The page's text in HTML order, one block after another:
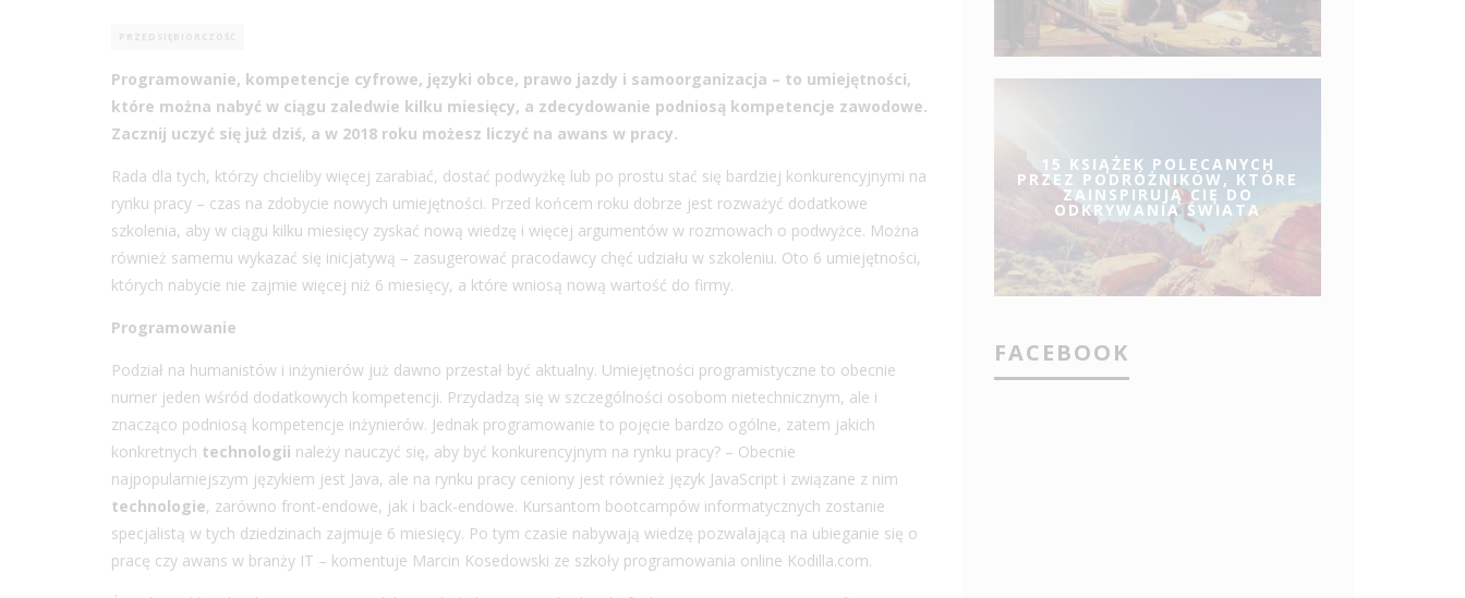
PRZEDSIĘBIORCZOŚĆ
Programowanie, kompetencje cyfrowe, języki obce, prawo jazdy i samoorganizacja – to umiejętności,
które można nabyć w ciągu zaledwie kilku miesięcy, a zdecydowanie podniosą kompetencje zawodowe.
Zacznij uczyć się już dziś, a w 2018 roku możesz liczyć na awans w pracy.
Rada dla tych, którzy chcieliby więcej zarabiać, dostać podwyżkę lub po prostu stać się bardziej konkurencyjnymi na
rynku pracy – czas na zdobycie nowych umiejętności. Przed końcem roku dobrze jest rozważyć dodatkowe
szkolenia, aby w ciągu kilku miesięcy zyskać nową wiedzę i więcej argumentów w rozmowach o podwyżce. Można
również samemu wykazać się inicjatywą – zasugerować pracodawcy chęć udziału w szkoleniu. Oto 6 umiejętności,
których nabycie nie zajmie więcej niż 6 miesięcy, a które wniosą nową wartość do firmy.
Programowanie
Podział na humanistów i inżynierów już dawno przestał być aktualny. Umiejętności programistyczne to obecnie
numer jeden wśród dodatkowych kompetencji. Przydadzą się w szczególności osobom nietechnicznym, ale i
znacząco podniosą kompetencje inżynierów. Jednak programowanie to pojęcie bardzo ogólne, zatem jakich
konkretnych technologii należy nauczyć się, aby być konkurencyjnym na rynku pracy? – Obecnie
najpopularniejszym językiem jest Java, ale na rynku pracy ceniony jest również język JavaScript i związane z nim
technologie, zarówno front-endowe, jak i back-endowe. Kursantom bootcampów informatycznych zostanie
specjalistą w tych dziedzinach zajmuje 6 miesięcy. Po tym czasie nabywają wiedzę pozwalającą na ubieganie się o
pracę czy awans w branży IT – komentuje Marcin Kosedowski ze szkoły programowania online Kodilla.com.
15 KSIĄŻEK POLECANYCH
PRZEZ PODRÓŻNIKÓW, KTÓRE
ZAINSPIRUJĄ CIĘ DO
ODKRYWANIA ŚWIATA
FACEBOOK